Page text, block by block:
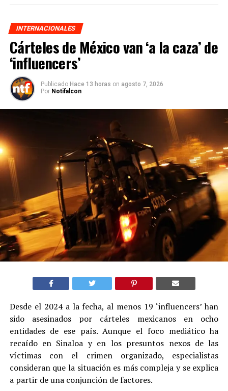
INTERNACIONALES
Cárteles de México van ‘a la caza’ de
‘influencers’
Publicado Hace 13 horas on agosto 7, 2026
Por Notifalcon
Desde el 2024 a la fecha, al menos 19 ‘influencers’ han
sido asesinados por cárteles mexicanos en ocho
entidades de ese país. Aunque el foco mediático ha
recaído en Sinaloa y en los presuntos nexos de las
víctimas con el crimen organizado, especialistas
consideran que la situación es más compleja y se explica
a partir de una conjunción de factores.